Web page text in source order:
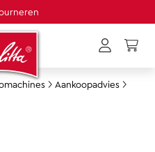
Aankoopadvies